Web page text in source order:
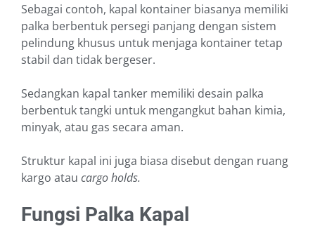
Sebagai contoh, kapal kontainer biasanya memiliki
palka berbentuk persegi panjang dengan sistem
pelindung khusus untuk menjaga kontainer tetap
stabil dan tidak bergeser.
Sedangkan kapal tanker memiliki desain palka
berbentuk tangki untuk mengangkut bahan kimia,
minyak, atau gas secara aman.
Struktur kapal ini juga biasa disebut dengan ruang
kargo atau cargo holds.
Fungsi Palka Kapal